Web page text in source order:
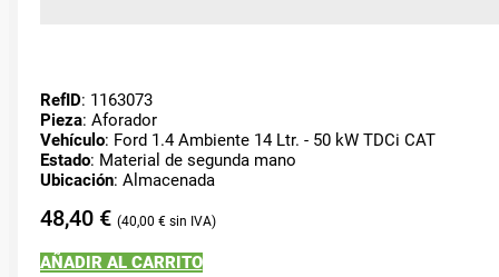
RefID: 1163073
Pieza: Aforador
Vehículo: Ford 1.4 Ambiente 14 Ltr. - 50 kW TDCi CAT
Estado: Material de segunda mano
Ubicación: Almacenada
48,40 € 40,00 €
AÑADIR AL CARRITO